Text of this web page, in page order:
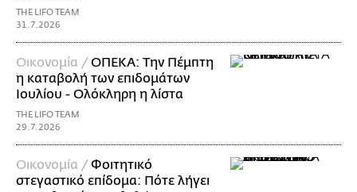
THE LIFO TEAM
31.7.2026
Οικονομία /ΟΠΕΚΑ: Την Πέμπτη
η καταβολή των επιδομάτων
Ιουλίου - Ολόκληρη η λίστα
THE LIFO TEAM
29.7.2026
Οικονομία /Φοιτητικό
στεγαστικό επίδομα: Πότε λήγει